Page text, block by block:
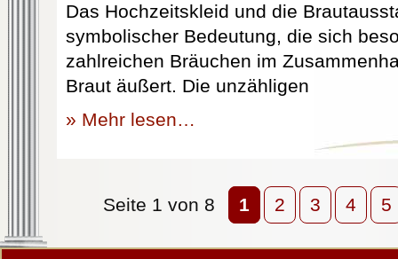
Das Hochzeitskleid und die
symbolischer Bedeutung, die sich
zahlreichen Bräuchen im
Braut äußert. Die unzähligen
» Mehr lesen…
Seite 1 von 8 1 2 3 4 5